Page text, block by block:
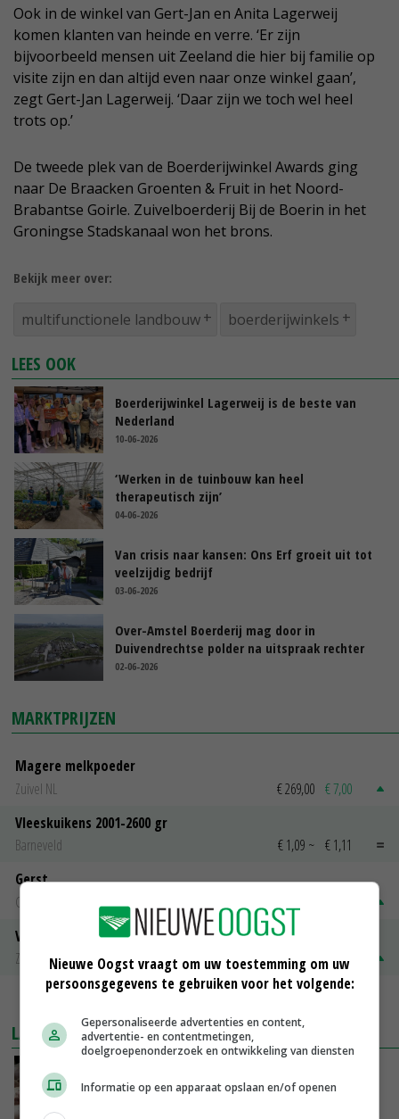
Ook in de winkel van Gert-Jan en Anita Lagerweij
komen klanten van heinde en verre. ‘Er zijn
bijvoorbeeld mensen uit Zeeland die hier bij familie op
visite zijn en dan altijd even naar onze winkel gaan’,
zegt Gert-Jan Lagerweij. ‘Daar zijn we toch wel heel
trots op.’
De tweede plek van de Boerderijwinkel Awards ging
naar De Braacken Groenten & Fruit in het Noord-
Brabantse Goirle. Zuivelboerderij Bij de Boerin in het
Groningse Stadskanaal won het brons.
Bekijk meer over:
multifunctionele landbouw boerderijwinkels
LEES OOK
Boerderijwinkel Lagerweij is de beste van
Nederland
10-06-2026
‘Werken in de tuinbouw kan heel
therapeutisch zijn’
04-06-2026
Van crisis naar kansen: Ons Erf groeit uit tot
veelzijdig bedrijf
03-06-2026
Over-Amstel Boerderij mag door in
Duivendrechtse polder na uitspraak rechter
02-06-2026
MARKTPRIJZEN
Magere melkpoeder
Zuivel NL
€ 269,00 € 7,00
Vleeskuikens 2001-2600 gr
Barneveld
€ 1,09 ~ € 1,11
Gerst
Groningen
Volle melkpoeder
Zuivel NL
€ 345,00 € 20,00
LAATSTE NIEUWS
nieuw perspectief
Nieuwe Oogst vraagt om uw toestemming om uw
persoonsgegevens te gebruiken voor het volgende:
Gepersonaliseerde advertenties en content,
advertentie- en contentmetingen,
doelgroepenonderzoek en ontwikkeling van diensten
Informatie op een apparaat opslaan en/of openen